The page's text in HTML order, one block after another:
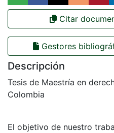
Citar
Gestores
Descripción
Tesis de Maestría en
Colombia
El objetivo de nuestro